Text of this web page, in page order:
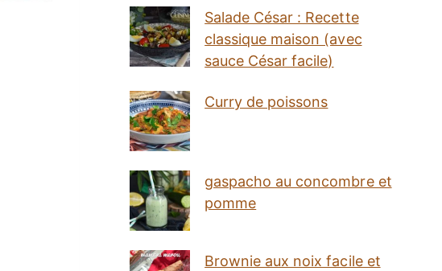
Salade César : Recette
classique maison (avec
sauce César facile)
Curry de poissons
gaspacho au concombre et
pomme
Brownie aux noix facile et